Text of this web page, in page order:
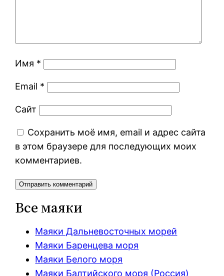
Имя *
Email *
Сайт
Сохранить моё имя, email и адрес сайта
в этом браузере для последующих моих
комментариев.
Все маяки
Маяки Дальневосточных морей
Маяки Баренцева моря
Маяки Белого моря
Маяки Балтийского моря (Россия)